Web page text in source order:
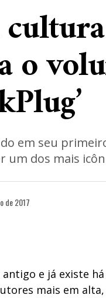
o
em seu
um dos mais
de 2017
e já existe
mais em